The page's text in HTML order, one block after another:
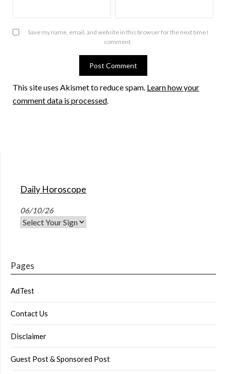
Save my name, email, and website in this browser for the next time I
comment.
This site uses Akismet to reduce spam. Learn how your
comment data is processed.
Daily Horoscope
06/10/26
Pages
AdTest
Contact Us
Disclaimer
Guest Post & Sponsored Post